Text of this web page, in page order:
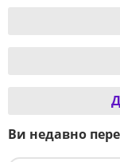
Ви недавно